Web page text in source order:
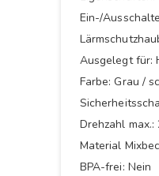
Ein-/
Ausgelegt für:
Farbe: Grau /
Drehzahl max.:
Material
BPA-frei: Nein